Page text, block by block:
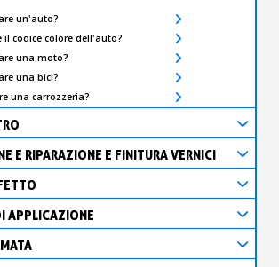
un'auto?
il codice colore dell'auto?
una moto?
una bici?
una carrozzeria?
E RIPARAZIONE E FINITURA VERNICI
APPLICAZIONE